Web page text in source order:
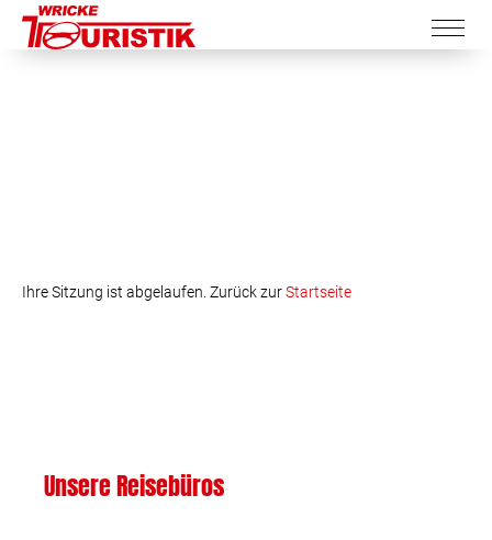
Ihre Sitzung ist abgelaufen. Zurück zurStartseite
Unsere Reisebüros